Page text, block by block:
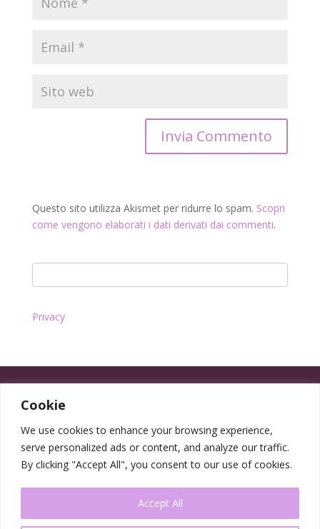
Cookie
We use cookies to enhance your browsing experience,
serve personalized ads or content, and analyze our traffic.
By clicking "Accept All", you consent to our use of cookies.
Accept All
Questo sito utilizza Akismet per ridurre lo spam. Scopri
come vengono elaborati i dati derivati dai commenti.
Privacy